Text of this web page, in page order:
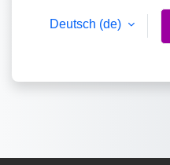
Deutsch ‎(de)‎